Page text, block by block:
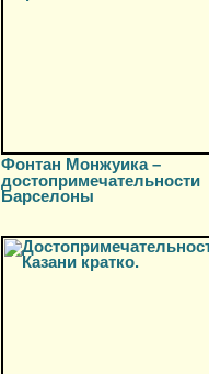
Фонтан Монжуика –
достопримечательности
Барселоны